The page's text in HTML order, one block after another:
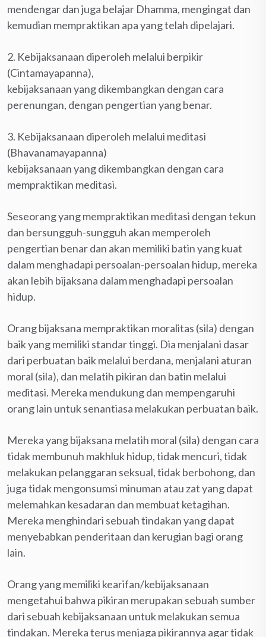
mendengar dan juga belajar Dhamma, mengingat dan
kemudian mempraktikan apa yang telah dipelajari.
2. Kebijaksanaan diperoleh melalui berpikir
(Cintamayapanna),
kebijaksanaan yang dikembangkan dengan cara
perenungan, dengan pengertian yang benar.
3. Kebijaksanaan diperoleh melalui meditasi
(Bhavanamayapanna)
kebijaksanaan yang dikembangkan dengan cara
mempraktikan meditasi.
Seseorang yang mempraktikan meditasi dengan tekun
dan bersungguh-sungguh akan memperoleh
pengertian benar dan akan memiliki batin yang kuat
dalam menghadapi persoalan-persoalan hidup, mereka
akan lebih bijaksana dalam menghadapi persoalan
hidup.
Orang bijaksana mempraktikan moralitas (sila) dengan
baik yang memiliki standar tinggi. Dia menjalani dasar
dari perbuatan baik melalui berdana, menjalani aturan
moral (sila), dan melatih pikiran dan batin melalui
meditasi. Mereka mendukung dan mempengaruhi
orang lain untuk senantiasa melakukan perbuatan baik.
Mereka yang bijaksana melatih moral (sila) dengan cara
tidak membunuh makhluk hidup, tidak mencuri, tidak
melakukan pelanggaran seksual, tidak berbohong, dan
juga tidak mengonsumsi minuman atau zat yang dapat
melemahkan kesadaran dan membuat ketagihan.
Mereka menghindari sebuah tindakan yang dapat
menyebabkan penderitaan dan kerugian bagi orang
lain.
Orang yang memiliki kearifan/kebijaksanaan
mengetahui bahwa pikiran merupakan sebuah sumber
dari sebuah kebijaksanaan untuk melakukan semua
tindakan. Mereka terus menjaga pikirannya agar tidak